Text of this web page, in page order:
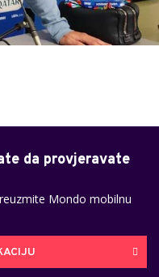
da provjeravate
Mondo mobilnu